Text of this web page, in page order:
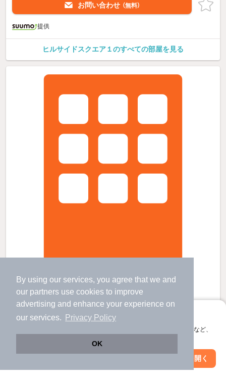
By using our services, you agree that we and
our partners use cookies to improve
advertising and enhance your experience on
our services.
Privacy Policy
OK
アプリに切り替えて、サクサクお部屋探し
会員登録なしですぐ使える。マップ検索やお気に入り保存など、
アプリを開く
お問い合わせ （無料）
提供
ヒルサイドスクエア１のすべての部屋を見る
ベアハイムBの賃貸物件
南福島駅 歩24分 （東北線）
福島駅 バス
分 （東北新幹線
2階建 / 24年4ヶ月 / 軽量鉄骨
絞り込み条件を変更